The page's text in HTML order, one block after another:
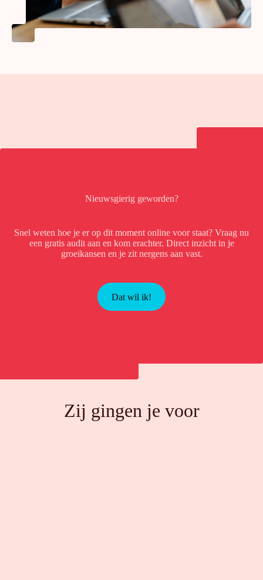
Nieuwsgierig geworden?
Snel weten hoe je er op dit moment online voor staat? Vraag nu
een gratis audit aan en kom erachter. Direct inzicht in je
groeikansen en je zit nergens aan vast.
Dat wil ik!
Zij gingen je voor